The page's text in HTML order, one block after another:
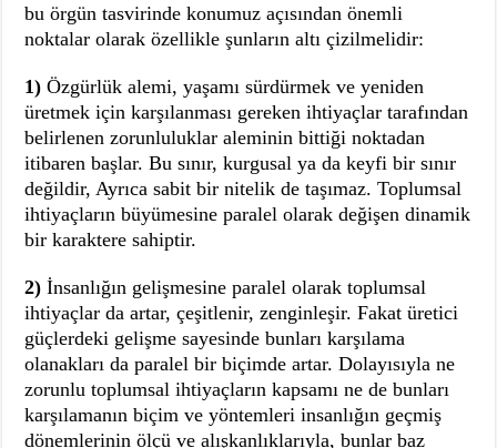
bu örgün tasvirinde konumuz açısından önemli
noktalar olarak özellikle şunların altı çizilmelidir:
1)Özgürlük alemi, yaşamı sürdürmek ve yeniden
üretmek için karşılanması gereken ihtiyaçlar tarafından
belirlenen zorunluluklar aleminin bittiği noktadan
itibaren başlar. Bu sınır, kurgusal ya da keyfi bir sınır
değildir, Ayrıca sabit bir nitelik de taşımaz. Toplumsal
ihtiyaçların büyümesine paralel olarak değişen dinamik
bir karaktere sahiptir.
2)İnsanlığın gelişmesine paralel olarak toplumsal
ihtiyaçlar da artar, çeşitlenir, zenginleşir. Fakat üretici
güçlerdeki gelişme sayesinde bunları karşılama
olanakları da paralel bir biçimde artar. Dolayısıyla ne
zorunlu toplumsal ihtiyaçların kapsamı ne de bunları
karşılamanın biçim ve yöntemleri insanlığın geçmiş
dönemlerinin ölçü ve alışkanlıklarıyla, bunlar baz